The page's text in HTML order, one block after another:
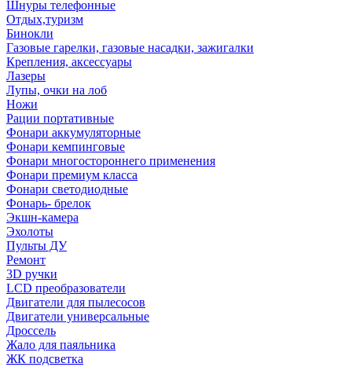
Шнуры телефонные
Отдых,туризм
Бинокли
Газовые гарелки, газовые насадки, зажигалки
Крепления, аксессуары
Лазеры
Лупы, очки на лоб
Ножи
Рации портативные
Фонари аккумуляторные
Фонари кемпинговые
Фонари многостороннего применения
Фонари премиум класса
Фонари светодиодные
Фонарь- брелок
Экшн-камера
Эхолоты
Пульты ДУ
Ремонт
3D ручки
LCD преобразователи
Двигатели для пылесосов
Двигатели универсальные
Дроссель
Жало для паяльника
ЖК подсветка